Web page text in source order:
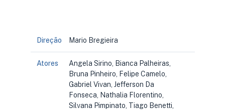
Direção Mario Bregieira
Atores
Angela Sirino, Bianca Palheiras,
Bruna Pinheiro, Felipe Camelo,
Gabriel Vivan, Jefferson Da
Fonseca, Nathalia Florentino,
Silvana Pimpinato, Tiago Benetti,